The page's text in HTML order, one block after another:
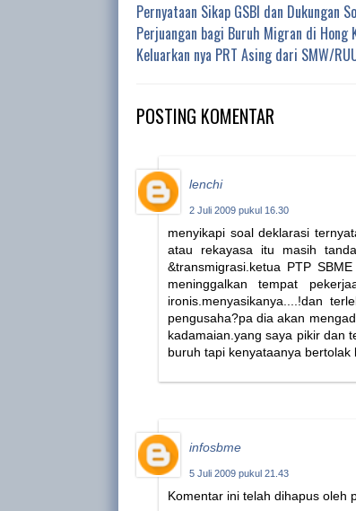
Pernyataan Sikap GSBI dan Dukungan
Perjuangan bagi Buruh Migran di Hong
Keluarkan nya PRT Asing dari SMW/
POSTING KOMENTAR
lenchi
2 Juli 2009 pukul 16.30
menyikapi soal deklarasi
atau rekayasa itu masih
&transmigrasi.ketua PTP
meninggalkan tempat
ironis.menyasikanya....!dan
pengusaha?pa dia akan
kadamaian.yang saya pikir dan
buruh tapi kenyataanya bertolak
infosbme
5 Juli 2009 pukul 21.43
Komentar ini telah dihapus oleh